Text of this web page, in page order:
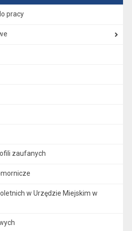
pracy
zaufanych
w Urzędzie Miejskim w